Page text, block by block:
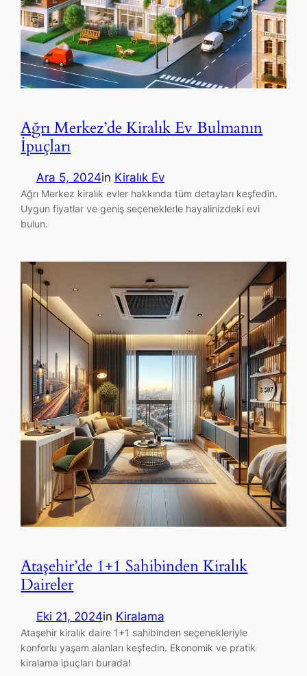
Ağrı Merkez’de Kiralık Ev Bulmanın
İpuçları
Ara 5, 2024in Kiralık Ev
Ağrı Merkez kiralık evler hakkında tüm detayları keşfedin.
Uygun fiyatlar ve geniş seçeneklerle hayalinizdeki evi
bulun.
Ataşehir’de 1+1 Sahibinden Kiralık
Daireler
Eki 21, 2024in Kiralama
Ataşehir kiralık daire 1+1 sahibinden seçenekleriyle
konforlu yaşam alanları keşfedin. Ekonomik ve pratik
kiralama ipuçları burada!